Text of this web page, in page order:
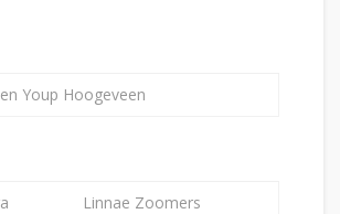
Youp Hoogeveen
Linnae Zoomers